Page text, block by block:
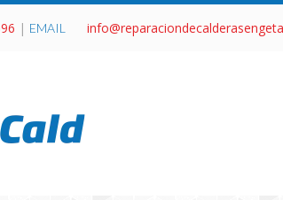
| EMAIL